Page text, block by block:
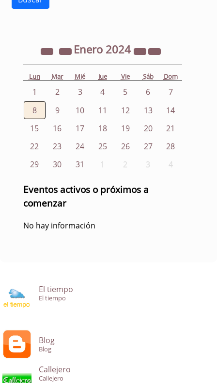
Enero 2024
Lun Mar Mié Jue Vie Sáb Dom
1 2 3 4 5 6
7
8
9 10 11 12 13
14
15
16 17 18 19 20
21
22
23 24 25 26 27
28
29
30 31 1 2 3 4
Eventos activos o próximos a
comenzar
No hay información
El tiempo
El tiempo
Blog
Blog
Callejero
Callejero